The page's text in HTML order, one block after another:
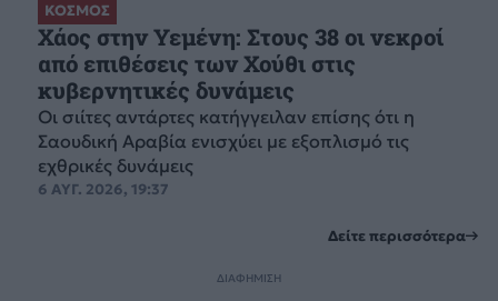
ΚΟΣΜΟΣ
Χάος στην Υεμένη: Στους 38 οι νεκροί
από επιθέσεις των Χούθι στις
κυβερνητικές δυνάμεις
Οι σιίτες αντάρτες κατήγγειλαν επίσης ότι η
Σαουδική Αραβία ενισχύει με εξοπλισμό τις
εχθρικές δυνάμεις
6 ΑΥΓ. 2026, 19:37
Δείτε περισσότερα
ΔΙΑΦΗΜΙΣΗ